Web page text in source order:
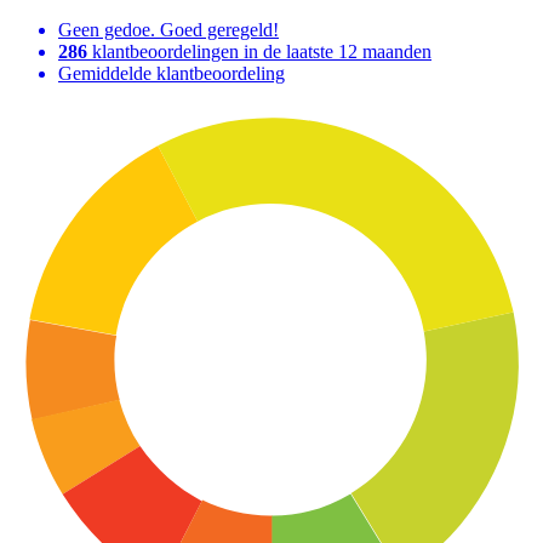
Geen gedoe. Goed geregeld!
286 klantbeoordelingen in de laatste 12 maanden
Gemiddelde klantbeoordeling